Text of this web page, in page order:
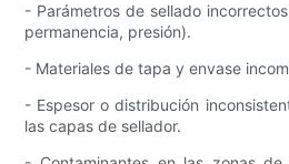
- Parámetros de sellado
permanencia, presión).
- Materiales de tapa y envase
- Espesor o distribución
las capas de sellador.